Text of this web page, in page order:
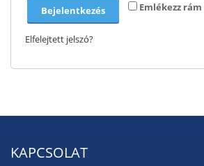
Emlékezz rám
Bejelentkezés
Elfelejtett jelszó?
KAPCSOLAT